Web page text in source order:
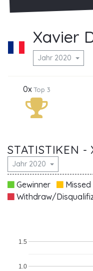
Xavier
Jahr 2020
0xTop 3
STATISTIKEN -
Jahr 2020
Gewinner Missed
Withdraw/
1.0
1.5